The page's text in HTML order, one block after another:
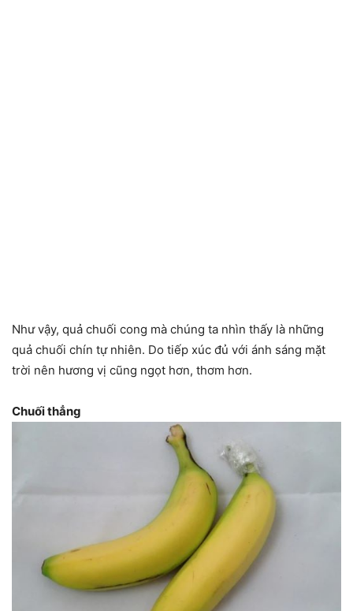
Như vậy, quả chuối cong mà chúng ta nhìn thấy là những
quả chuối chín tự nhiên. Do tiếp xúc đủ với ánh sáng mặt
trời nên hương vị cũng ngọt hơn, thơm hơn.
Chuối thẳng